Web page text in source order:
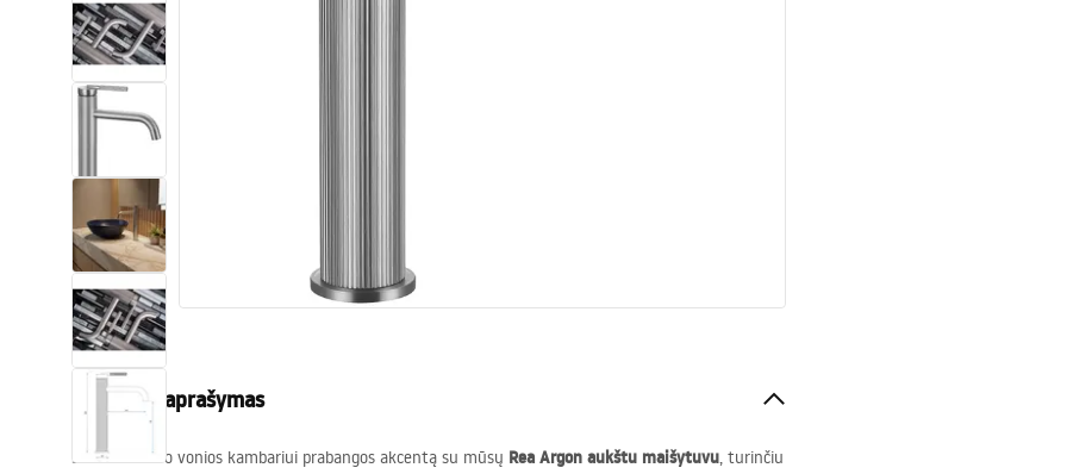
Praustuvas
Vonios ir ekranai
Vonios dušai
Virtuvė
Produkto aprašymas
Suteikite savo vonios kambariui prabangos akcentą su mūsų Rea Argon aukštu maišytuvu, turinčiu